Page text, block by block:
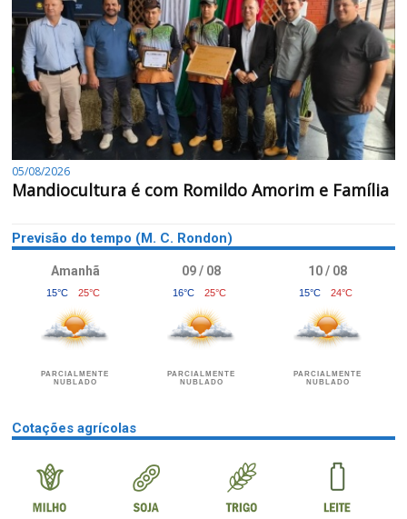
05/08/2026
Mandiocultura é com Romildo Amorim e Família
Previsão do tempo (M. C. Rondon)
Amanhã
15°C 25°C
PARCIALMENTE
NUBLADO
09 / 08
16°C 25°C
PARCIALMENTE
NUBLADO
10 / 08
15°C 24°C
PARCIALMENTE
NUBLADO
Cotações agrícolas